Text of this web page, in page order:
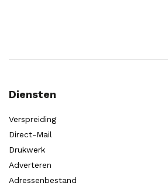
Diensten
Verspreiding
Direct-Mail
Drukwerk
Adverteren
Adressenbestand